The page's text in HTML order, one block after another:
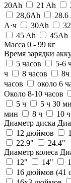
20Ah
21 Ah
28,6Ah
28.6
А·ч
30Ah
45 Ah
45Ah
Масса 0 - 99 кг
Время зарядки
5 часов
5-6
ч
8 часов 8ч
часов
около 6
Около 8-10 часов
5 ч
5 ч 30
мин
8 ч 10 ч
Диаметр диска
12 дюймов
22.9"
24.4"
Диаметр колеса
12"
14"
16 дюймов (41